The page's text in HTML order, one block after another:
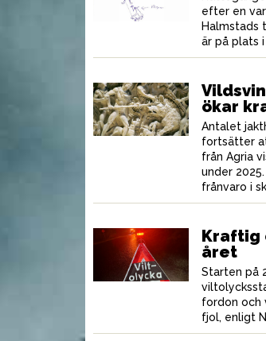
efter en
Halmstads
är på plats
ökar
Antalet
fortsätter
från Agria
under
frånvaro i
Kraftig
året
Starten på
fordon och
fjol, enligt
MAT